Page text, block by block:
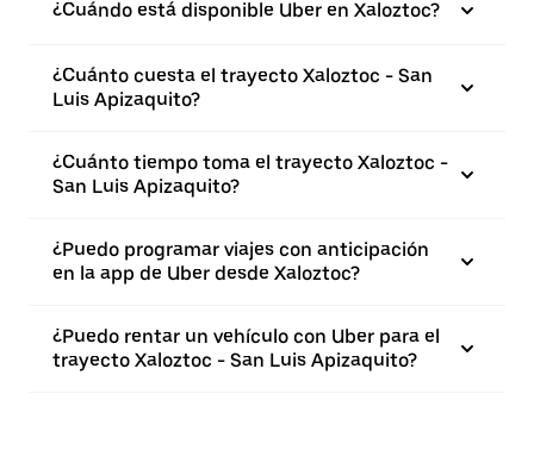
¿Cuándo está disponible Uber en Xaloztoc?
¿Cuánto cuesta el trayecto Xaloztoc - San
Luis Apizaquito?
¿Cuánto tiempo toma el trayecto Xaloztoc -
San Luis Apizaquito?
¿Puedo programar viajes con anticipación
en la app de Uber desde Xaloztoc?
¿Puedo rentar un vehículo con Uber para el
trayecto Xaloztoc - San Luis Apizaquito?